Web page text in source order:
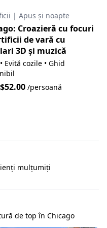
| Apus și noapte
Croazieră cu focuri
de vară cu
3D și muzică
• Evită cozile • Ghid
$52.00/persoană
mulțumiți
de top în Chicago